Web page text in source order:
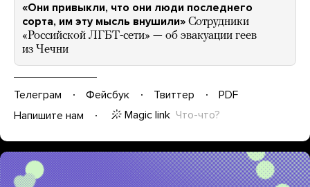
«Они привыкли, что они люди последнего
сорта, им эту мысль внушили» Сотрудники
«Российской ЛГБТ-сети» — об эвакуации геев
из Чечни
Телеграм Фейсбук Твиттер
PDF
Напишите нам
Magic link Что-что?